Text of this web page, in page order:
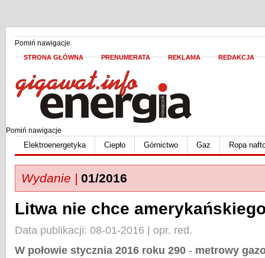
Pomiń nawigacje
STRONA GŁÓWNA PRENUMERATA REKLAMA REDAKCJA
Pomiń nawigacje
Elektroenergetyka Ciepło Górnictwo Gaz Ropa
Wydanie | 01/2016
Litwa nie chce
Data publikacji: 08-01-2016 | opr. red.
W połowie stycznia 2016 roku 290 - metrowy